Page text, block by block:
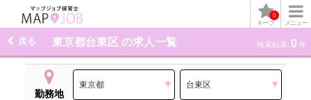
メニュー
キープ
0
東京都台東区 の求人一覧
戻る 検索結果: 0 件
勤務地